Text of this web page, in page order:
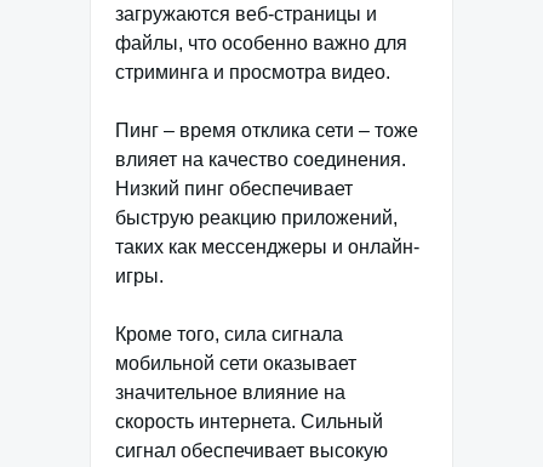
загружаются веб-страницы и
файлы, что особенно важно для
стриминга и просмотра видео.
Пинг – время отклика сети – тоже
влияет на качество соединения.
Низкий пинг обеспечивает
быструю реакцию приложений,
таких как мессенджеры и онлайн-
игры.
Кроме того, сила сигнала
мобильной сети оказывает
значительное влияние на
скорость интернета. Сильный
сигнал обеспечивает высокую